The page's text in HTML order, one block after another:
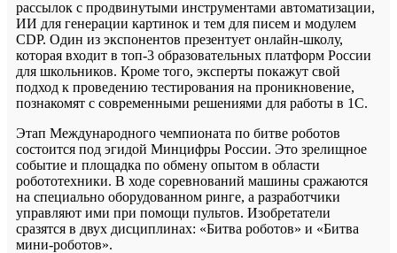
рассылок с продвинутыми инструментами автоматизации,
ИИ для генерации картинок и тем для писем и модулем
CDP. Один из экспонентов презентует онлайн-школу,
которая входит в топ-3 образовательных платформ России
для школьников. Кроме того, эксперты покажут свой
подход к проведению тестирования на проникновение,
познакомят с современными решениями для работы в 1С.
Этап Международного чемпионата по битве роботов
состоится под эгидой Минцифры России. Это зрелищное
событие и площадка по обмену опытом в области
робототехники. В ходе соревнований машины сражаются
на специально оборудованном ринге, а разработчики
управляют ими при помощи пультов. Изобретатели
сразятся в двух дисциплинах: «Битва роботов» и «Битва
мини-роботов».